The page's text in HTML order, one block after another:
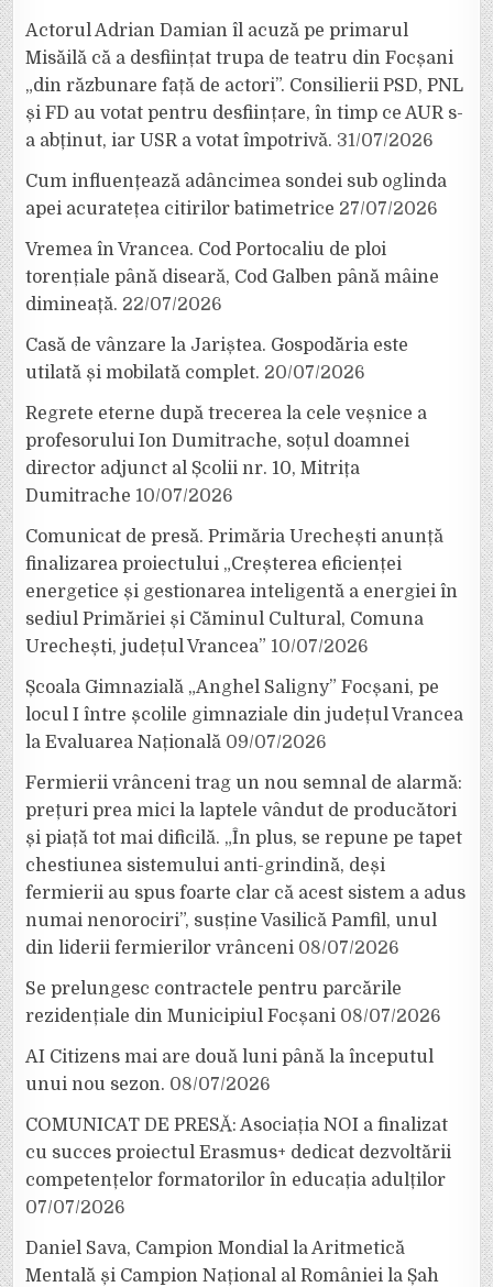
Actorul Adrian Damian îl acuză pe primarul
Misăilă că a desființat trupa de teatru din Focșani
„din răzbunare față de actori”. Consilierii PSD, PNL
și FD au votat pentru desființare, în timp ce AUR s-
a abținut, iar USR a votat împotrivă. 31/07/2026
Cum influențează adâncimea sondei sub oglinda
apei acuratețea citirilor batimetrice 27/07/2026
Vremea în Vrancea. Cod Portocaliu de ploi
torențiale până diseară, Cod Galben până mâine
dimineață. 22/07/2026
Casă de vânzare la Jariștea. Gospodăria este
utilată și mobilată complet. 20/07/2026
Regrete eterne după trecerea la cele veșnice a
profesorului Ion Dumitrache, soțul doamnei
director adjunct al Școlii nr. 10, Mitrița
Dumitrache 10/07/2026
Comunicat de presă. Primăria Urechești anunță
finalizarea proiectului „Creșterea eficienței
energetice și gestionarea inteligentă a energiei în
sediul Primăriei și Căminul Cultural, Comuna
Urechești, județul Vrancea” 10/07/2026
Școala Gimnazială „Anghel Saligny” Focșani, pe
locul I între școlile gimnaziale din județul Vrancea
la Evaluarea Națională 09/07/2026
Fermierii vrânceni trag un nou semnal de alarmă:
prețuri prea mici la laptele vândut de producători
și piață tot mai dificilă. „În plus, se repune pe tapet
chestiunea sistemului anti-grindină, deși
fermierii au spus foarte clar că acest sistem a adus
numai nenorociri”, susține Vasilică Pamfil, unul
din liderii fermierilor vrânceni 08/07/2026
Se prelungesc contractele pentru parcările
rezidențiale din Municipiul Focșani 08/07/2026
AI Citizens mai are două luni până la începutul
unui nou sezon. 08/07/2026
COMUNICAT DE PRESĂ: Asociația NOI a finalizat
cu succes proiectul Erasmus+ dedicat dezvoltării
competențelor formatorilor în educația adulților
07/07/2026
Daniel Sava, Campion Mondial la Aritmetică
Mentală și Campion Național al României la Șah